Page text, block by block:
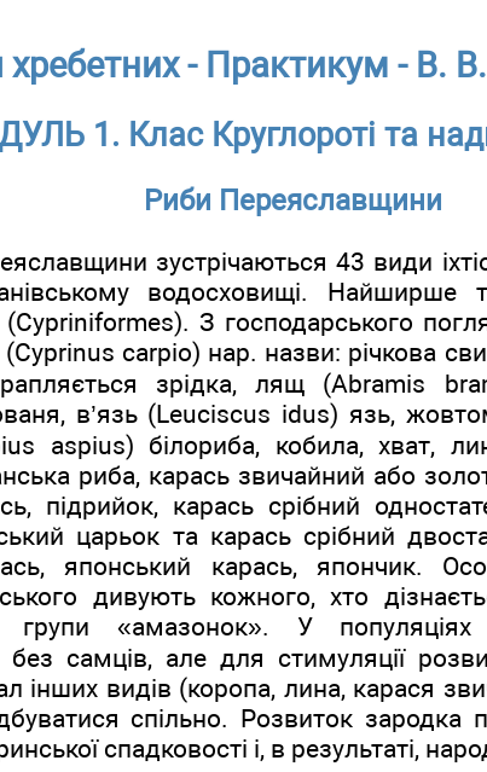
хребетних - Практикум - B.
1. Клас Круглороті та
Риби Переяславщини
зустрічаються 43 види
водосховищі. Найширше
З господарського
carpio) нар. назви: річкова
зрідка, лящ (Abramis
в’язь (Leuciscus idus) язь,
aspius) білориба, кобила, хват,
риба, карась звичайний або
підрийок, карась срібний
царьок та карась срібний
японський карась, япончик.
дивують кожного, хто
групи «амазонок». У
самців, але для стимуляції
інших видів (коропа, лина, карася
спільно. Розвиток зародка
спадковості і, в результаті,